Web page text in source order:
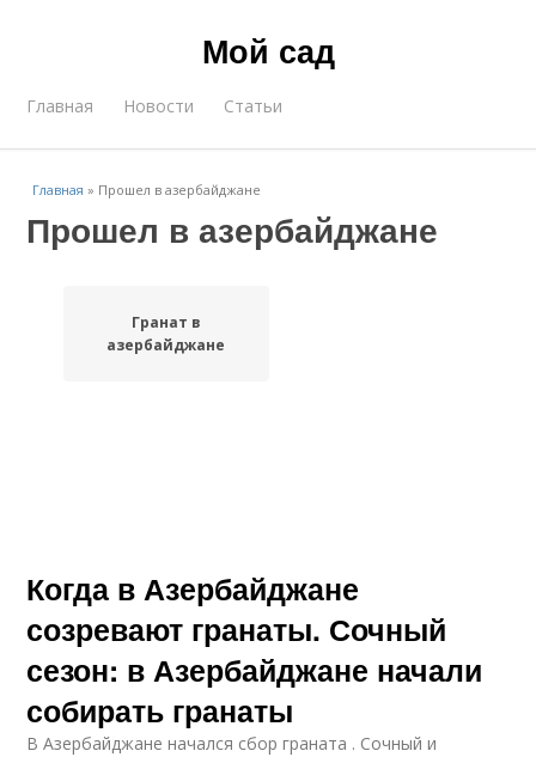
Мой сад
Главная Новости Статьи
Главная » Прошел в азербайджане
Прошел в азербайджане
Гранат в
азербайджане
Когда в Азербайджане
созревают гранаты. Сочный
сезон: в Азербайджане начали
собирать гранаты
В Азербайджане начался сбор граната . Сочный и